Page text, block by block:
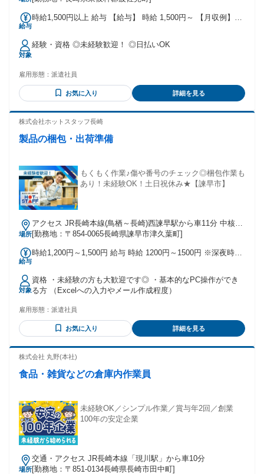
給与
時給1,500円以上 給与 【給与】 時給 1,500円～ 【月収例】
【交通費】 ※月3万円まで支給
対象
経験・資格 ◎未経験歓迎！ ◎日払いOK
雇用形態： 派遣社員
お気に入り 詳細を見る
株式会社ホットスタッフ長崎
製品の梱包・出荷準備
もくもく作業♪傷や番号のチェック◎梱包作業も
あり！未経験OK！土日祝休み★【諫早市】
場所
アクセス JR長崎本線(鳥栖～長崎)西諫早駅から車11分 中核団
地入口バス停（徒歩4分） 車バイク通勤OK♪ 無料駐車場あり
[勤務地：〒854-0065長崎県諫早市津久葉町]
給与
時給1,200円～1,500円 給与 時給 1200円～1500円 ※深夜時間
費：交通費支給
対象
資格 ・未経験の方も大歓迎です◎ ・基本的なPC操作ができ
る方 （Excelへの入力やメール作成程度）
雇用形態： 派遣社員
お気に入り 詳細を見る
株式会社 丸野(本社)
食品・雑貨などの倉庫内作業員
未経験OK／シンプル作業／賞与年2回／創業
100年の安定企業
場所
交通・アクセス JR長崎本線「現川駅」から車10分
[勤務地：〒851-0134長崎県長崎市田中町]